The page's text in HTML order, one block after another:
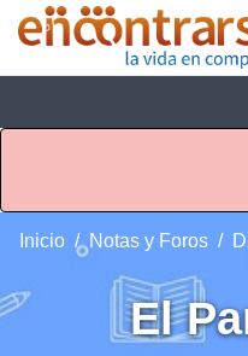
Inicio Notas y Foros
El